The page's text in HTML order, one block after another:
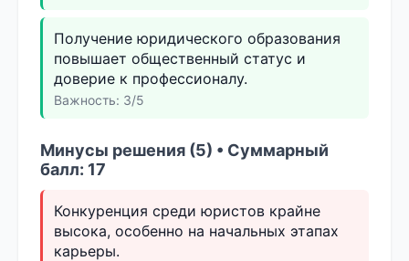
Получение юридического образования
повышает общественный статус и
доверие к профессионалу.
Важность: 3/5
Минусы решения (5) • Суммарный
балл: 17
Конкуренция среди юристов крайне
высока, особенно на начальных этапах
карьеры.